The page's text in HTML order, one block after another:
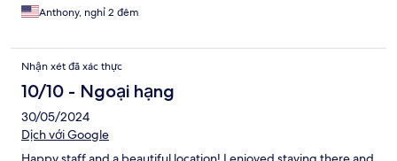
Anthony, nghỉ 2 đêm
Nhận xét đã xác thực
10/10 - Ngoại hạng
30/05/2024
Dịch với Google